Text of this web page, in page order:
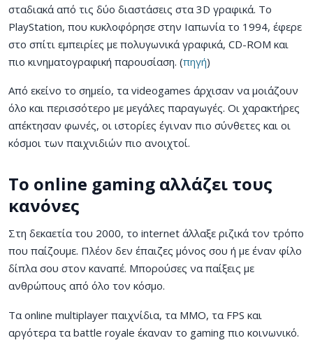
σταδιακά από τις δύο διαστάσεις στα 3D γραφικά. Το
PlayStation, που κυκλοφόρησε στην Ιαπωνία το 1994, έφερε
στο σπίτι εμπειρίες με πολυγωνικά γραφικά, CD-ROM και
πιο κινηματογραφική παρουσίαση. (πηγή)
Από εκείνο το σημείο, τα videogames άρχισαν να μοιάζουν
όλο και περισσότερο με μεγάλες παραγωγές. Οι χαρακτήρες
απέκτησαν φωνές, οι ιστορίες έγιναν πιο σύνθετες και οι
κόσμοι των παιχνιδιών πιο ανοιχτοί.
Το online gaming αλλάζει τους
κανόνες
Στη δεκαετία του 2000, το internet άλλαξε ριζικά τον τρόπο
που παίζουμε. Πλέον δεν έπαιζες μόνος σου ή με έναν φίλο
δίπλα σου στον καναπέ. Μπορούσες να παίξεις με
ανθρώπους από όλο τον κόσμο.
Τα online multiplayer παιχνίδια, τα MMO, τα FPS και
αργότερα τα battle royale έκαναν το gaming πιο κοινωνικό.